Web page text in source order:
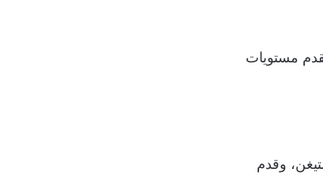
مستويات
شتيغن، وقدم